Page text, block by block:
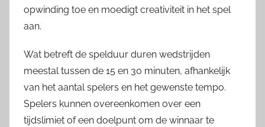
opwinding toe en moedigt creativiteit in het spel
aan.
Wat betreft de spelduur duren wedstrijden
meestal tussen de 15 en 30 minuten, afhankelijk
van het aantal spelers en het gewenste tempo.
Spelers kunnen overeenkomen over een
tijdslimiet of een doelpunt om de winnaar te